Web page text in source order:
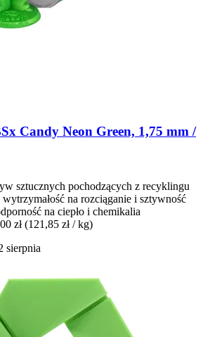
Candy Neon Green, 1,75 mm /
sztucznych pochodzących z recyklingu
na rozciąganie i sztywność
na ciepło i chemikalia
zł (121,85 zł / kg)
sierpnia